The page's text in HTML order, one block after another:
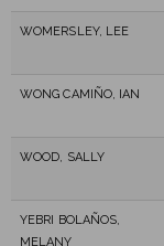
WOMERSLEY, LEE
WONG CAMIÑO, IAN
WOOD, SALLY
YEBRI BOLAÑOS,
MELANY